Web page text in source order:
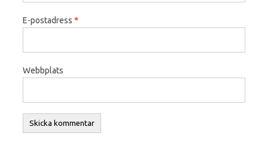
E-postadress *
Webbplats